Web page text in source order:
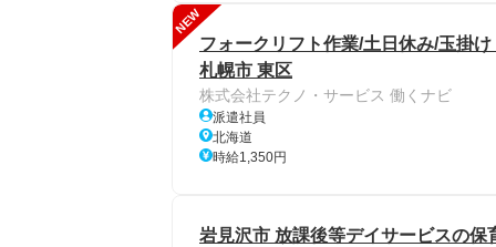
NEW
フォークリフト作業/土日休み/玉掛
札幌市 東区
株式会社テクノ・サービス 働くナビ
派遣社員
北海道
時給1,350円
岩見沢市 放課後等デイサービスの